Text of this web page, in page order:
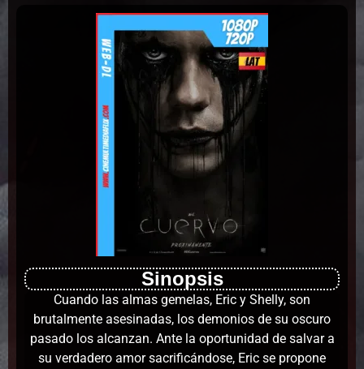
Sinopsis
Cuando las almas gemelas, Eric y Shelly, son
brutalmente asesinadas, los demonios de su oscuro
pasado los alcanzan. Ante la oportunidad de salvar a
su verdadero amor sacrificándose, Eric se propone